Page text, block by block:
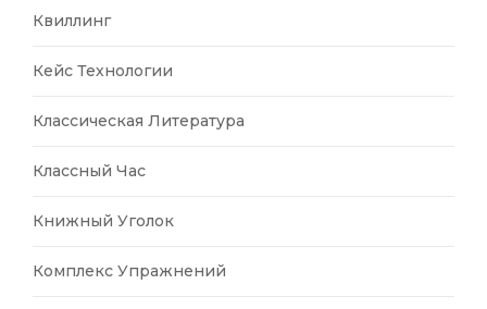
Квиллинг
Кейс Технологии
Классическая Литература
Классный Час
Книжный Уголок
Комплекс Упражнений